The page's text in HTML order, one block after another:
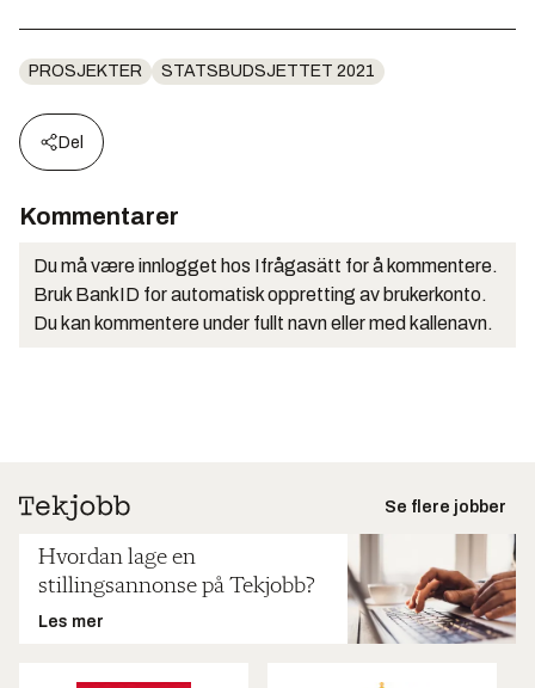
PROSJEKTER STATSBUDSJETTET 2021
Del
Kommentarer
Du må være innlogget hos Ifrågasätt for å kommentere.
Bruk BankID for automatisk oppretting av brukerkonto.
Du kan kommentere under fullt navn eller med kallenavn.
Se flere jobber
Hvordan lage en
stillingsannonse på Tekjobb?
Les mer